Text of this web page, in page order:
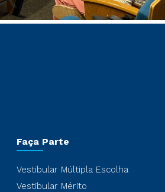
Faça Parte
Vestibular Múltipla Escolha
Vestibular Mérito